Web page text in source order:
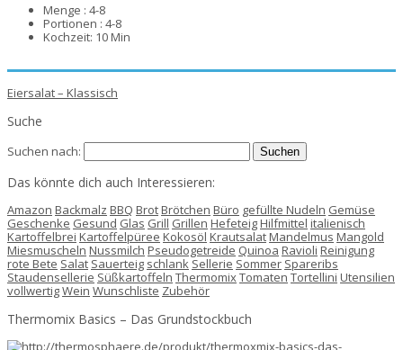
Menge : 4-8
Portionen : 4-8
Kochzeit: 10 Min
Eiersalat – Klassisch
Suche
Suchen nach:
Das könnte dich auch Interessieren:
Amazon Backmalz BBQ BrotBrötchen Büro gefüllte Nudeln Gemüse
Geschenke Gesund Glas Grill Grillen HefeteigHilfmittel italienisch
Kartoffelbrei Kartoffelpüree Kokosöl KrautsalatMandelmus Mangold
Miesmuscheln Nussmilch Pseudogetreide Quinoa Ravioli Reinigung
rote Bete Salat Sauerteig schlank Sellerie Sommer Spareribs
Staudensellerie Süßkartoffeln ThermomixTomaten Tortellini Utensilien
vollwertigWein Wunschliste Zubehör
Thermomix Basics – Das Grundstockbuch